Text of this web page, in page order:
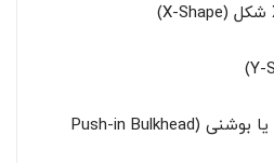
اتصال فشاری دیواری یا بوشنی (Push-in Bulkhead